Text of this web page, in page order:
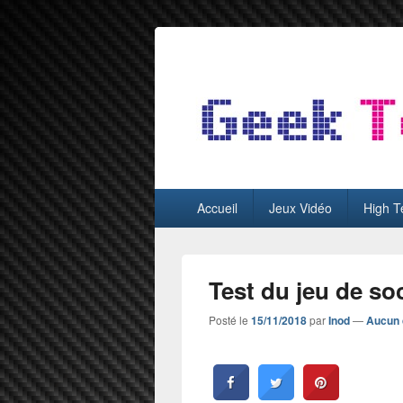
GeekTest
principalAccueil Jeux Vidéo High
Test du jeu de
Posté le 15/11/2018parInod—Aucun